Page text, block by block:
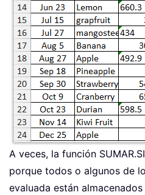
A veces, la función
porque todos o algunos de
evaluada están